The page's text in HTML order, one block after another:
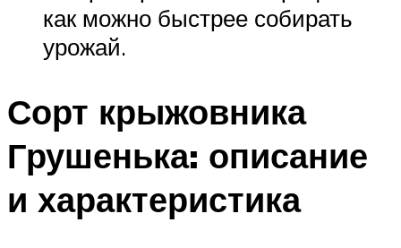
как можно быстрее собирать
урожай.
Сорт крыжовника
Грушенька: описание
и характеристика